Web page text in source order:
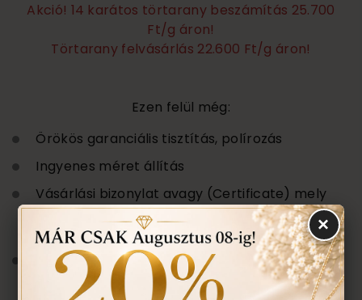
Akció! 14 karátos törtarany beszámítás 25.700
Ft/g áron!
Törtarany felvásárlás 22.600 Ft/g áron!
Ezen felül még:
Örökös garanciális tisztítás, polírozás
Ingyenes méret állítás
Vásárlási bizonylat avagy (Certificate) mely
tartalmazza a felhasznált kövek minőségét az
ékszerben található anyagokat.
Ékszertartó doboz és ajándék tartó táska
minden ékszerhez
×